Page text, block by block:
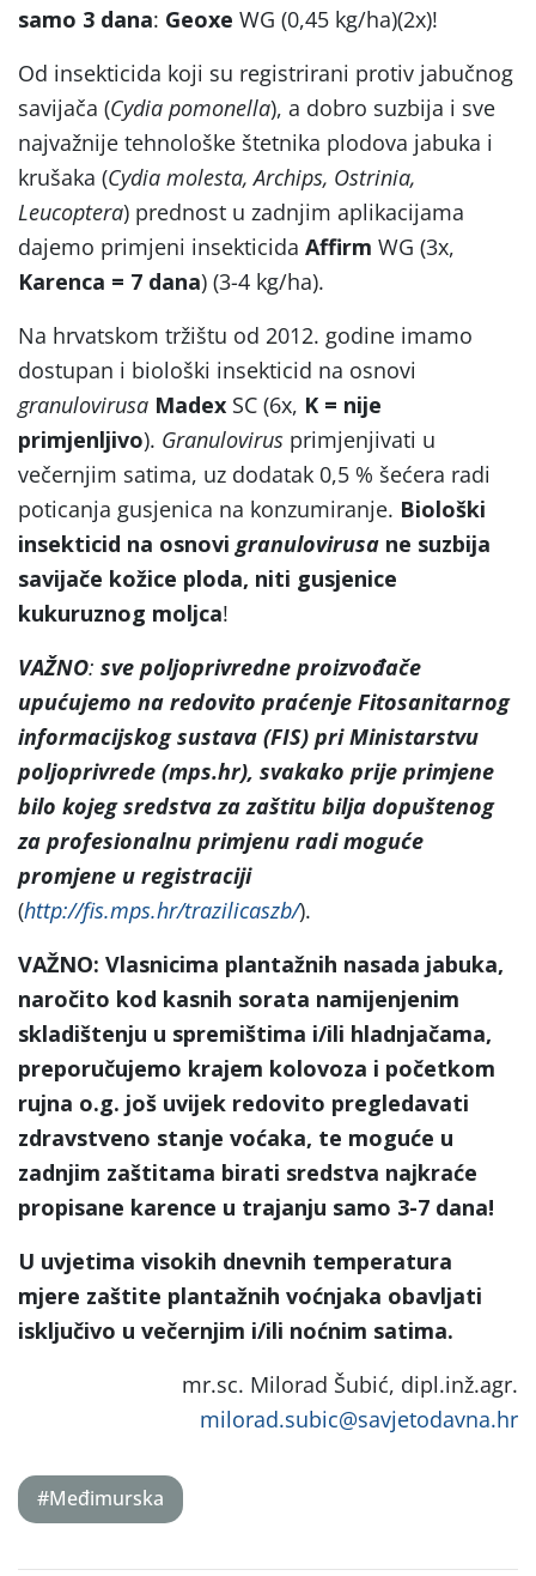
samo 3 dana: Geoxe WG (0,45 kg/ha)(2x)!
Od insekticida koji su registrirani protiv jabučnog
savijača (Cydia pomonella), a dobro suzbija i sve
najvažnije tehnološke štetnika plodova jabuka i
krušaka (Cydia molesta, Archips, Ostrinia,
Leucoptera) prednost u zadnjim aplikacijama
dajemo primjeni insekticida Affirm WG (3x,
Karenca = 7 dana) (3-4 kg/ha).
Na hrvatskom tržištu od 2012. godine imamo
dostupan i biološki insekticid na osnovi
granulovirusa Madex SC (6x, K = nije
primjenljivo). Granulovirus primjenjivati u
večernjim satima, uz dodatak 0,5 % šećera radi
poticanja gusjenica na konzumiranje. Biološki
insekticid na osnovi granulovirusa ne suzbija
savijače kožice ploda, niti gusjenice
kukuruznog moljca!
VAŽNO: sve poljoprivredne proizvođače
upućujemo na redovito praćenje Fitosanitarnog
informacijskog sustava (FIS) pri Ministarstvu
poljoprivrede (mps.hr), svakako prije primjene
bilo kojeg sredstva za zaštitu bilja dopuštenog
za profesionalnu primjenu radi moguće
promjene u registraciji
(http://fis.mps.hr/trazilicaszb/).
VAŽNO: Vlasnicima plantažnih nasada jabuka,
naročito kod kasnih sorata namijenjenim
skladištenju u spremištima i/ili hladnjačama,
preporučujemo krajem kolovoza i početkom
rujna o.g. još uvijek redovito pregledavati
zdravstveno stanje voćaka, te moguće u
zadnjim zaštitama birati sredstva najkraće
propisane karence u trajanju samo 3-7 dana!
U uvjetima visokih dnevnih temperatura
mjere zaštite plantažnih voćnjaka obavljati
isključivo u večernjim i/ili noćnim satima.
mr.sc. Milorad Šubić, dipl.inž.agr.
milorad.subic@savjetodavna.hr
#Međimurska